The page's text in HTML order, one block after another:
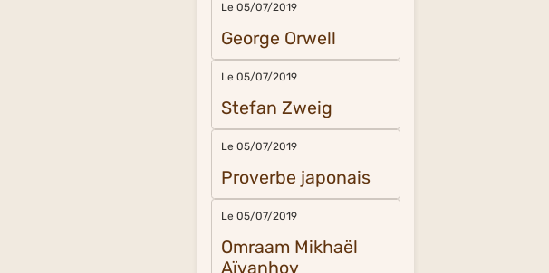
Le 05/07/2019
George Orwell
Le 05/07/2019
Stefan Zweig
Le 05/07/2019
Proverbe japonais
Le 05/07/2019
Omraam Mikhaël
Aïvanhov